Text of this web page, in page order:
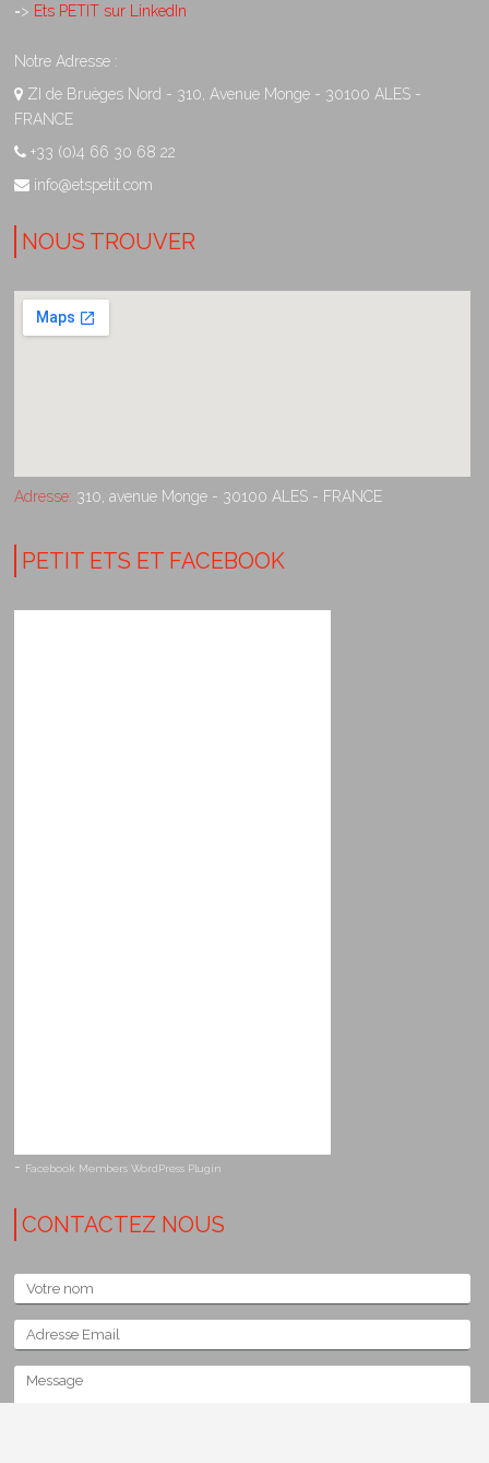
=> Ets PETIT sur LinkedIn
Notre Adresse :
ZI de Bruèges Nord - 310, Avenue Monge - 30100 ALES -
FRANCE
+33 (0)4 66 30 68 22
info@etspetit.com
NOUS TROUVER
Adresse: 310, avenue Monge - 30100 ALES - FRANCE
PETIT ETS ET FACEBOOK
- Facebook Members WordPress Plugin
CONTACTEZ NOUS